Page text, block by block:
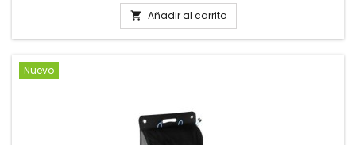
 Añadir al carrito
Nuevo